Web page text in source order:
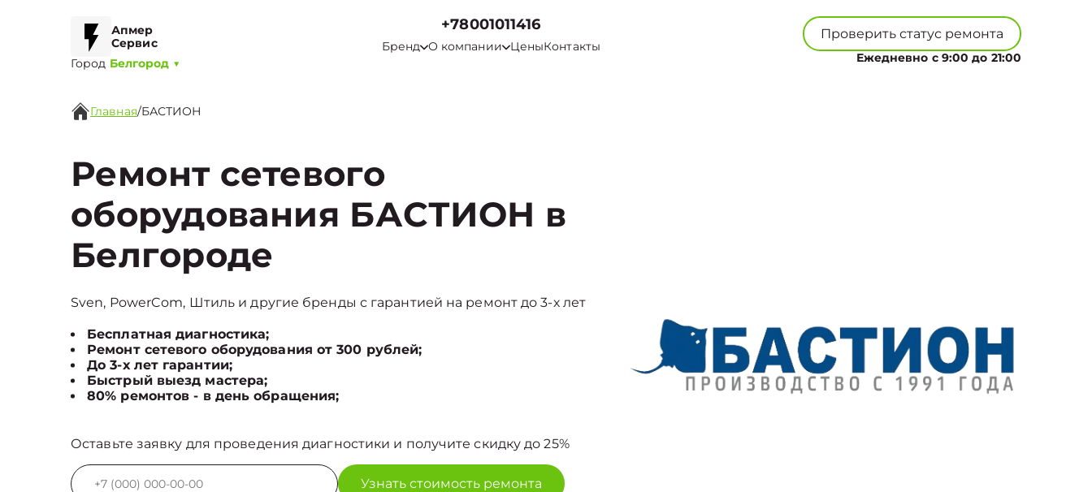
Апмер
Сервис
Город Белгород ▼
+78001011416
Бренд О компании ЦеныКонтакты
Проверить статус ремонта
Ежедневно с 9:00 до 21:00
Главная/БАСТИОН
Ремонт сетевого
оборудования БАСТИОН в
Белгороде
Sven, PowerCom, Штиль и другие бренды с гарантией на ремонт до 3-х лет
Бесплатная диагностика;
Ремонт сетевого оборудования от 300 рублей;
До 3-х лет гарантии;
Быстрый выезд мастера;
80% ремонтов - в день обращения;
Оставьте заявку для проведения диагностики и получите скидку до 25%
Узнать стоимость ремонта